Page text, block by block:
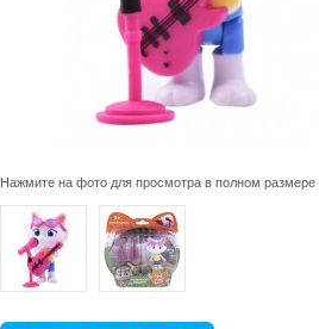
Нажмите на фото для просмотра в полном размере